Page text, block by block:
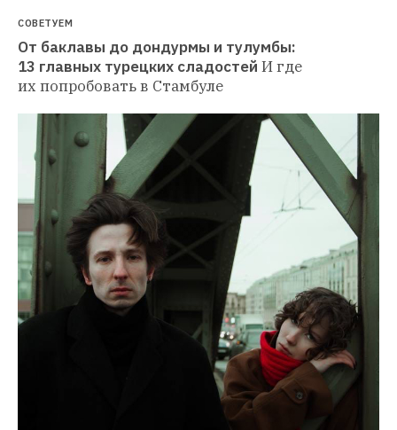
СОВЕТУЕМ
От баклавы до дондурмы и тулумбы:
13 главных турецких сладостей И где
их попробовать в Стамбуле